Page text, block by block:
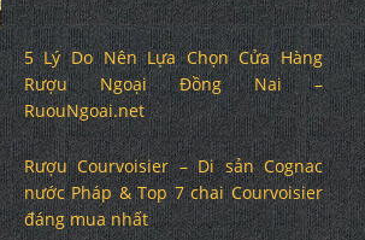
5 Lý Do Nên Lựa Chọn Cửa Hàng
Rượu Ngoại Đồng Nai –
RuouNgoai.net
Rượu Courvoisier – Di sản Cognac
nước Pháp & Top 7 chai Courvoisier
đáng mua nhất